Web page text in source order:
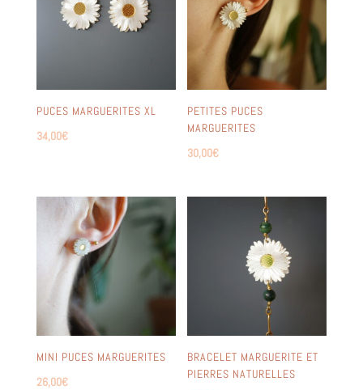
PUCES MARGUERITES XL
34,00€
PETITES PUCES
MARGUERITES
30,00€
MINI PUCES MARGUERITES
26,00€
BRACELET MARGUERITE ET
PIERRES NATURELLES